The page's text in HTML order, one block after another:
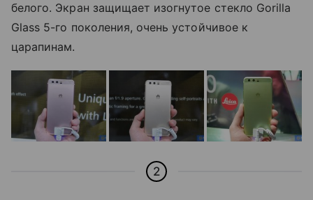
белого. Экран защищает изогнутое стекло Gorilla
Glass 5-го поколения, очень устойчивое к
царапинам.
2